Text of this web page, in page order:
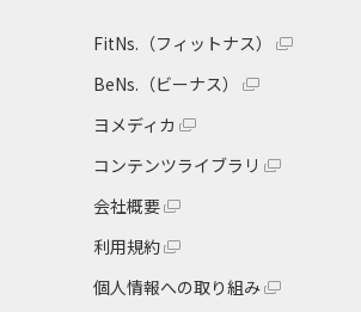
FitNs.（フィットナス）
BeNs.（ビーナス）
ヨメディカ
コンテンツライブラリ
会社概要
利用規約
個人情報への取り組み